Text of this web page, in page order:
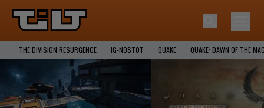
THE DIVISION RESURGENCE IG-NOSTOT QUAKE QUAKE: DAWN OF THE